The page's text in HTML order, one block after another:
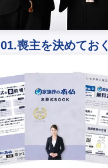
01.喪主を決めておく